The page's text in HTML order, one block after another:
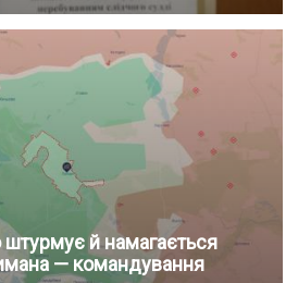
й намагається
— командування